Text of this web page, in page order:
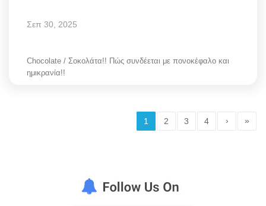
Σεπ 30, 2025
Chocolate / Σοκολάτα!! Πώς συνδέεται με πονοκέφαλο και
ημικρανία!!
1 2 3 4 › »